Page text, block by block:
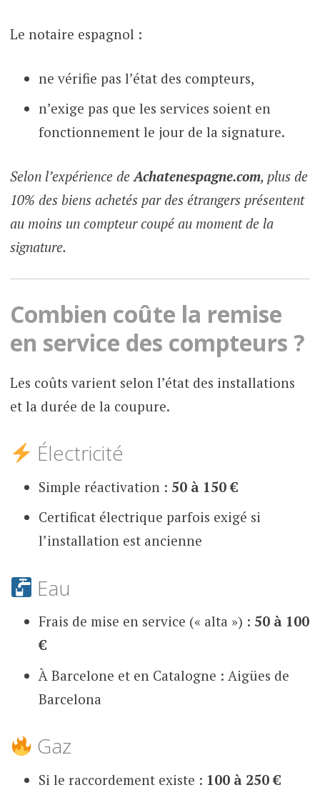
Le notaire espagnol :
ne vérifie pas l’état des compteurs,
n’exige pas que les services soient en
fonctionnement le jour de la signature.
Selon l’expérience de Achatenespagne.com, plus de
10% des biens achetés par des étrangers présentent
au moins un compteur coupé au moment de la
signature.
Combien coûte la remise
en service des compteurs ?
Les coûts varient selon l’état des installations
et la durée de la coupure.
Électricité
Simple réactivation : 50 à 150 €
Certificat électrique parfois exigé si
l’installation est ancienne
Eau
Frais de mise en service (« alta ») : 50 à 100
€
À Barcelone et en Catalogne : Aigües de
Barcelona
Gaz
Si le raccordement existe : 100 à 250 €